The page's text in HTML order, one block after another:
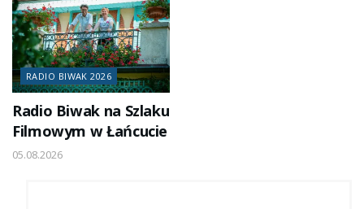
RADIO BIWAK 2026
Radio Biwak na Szlaku
Filmowym w Łańcucie
05.08.2026